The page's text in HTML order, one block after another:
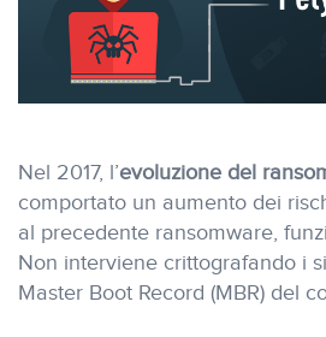
Nel 2017, l’evoluzione del
comportato un aumento dei
al precedente ransomware,
Non interviene crittografando i
Master Boot Record (MBR) del